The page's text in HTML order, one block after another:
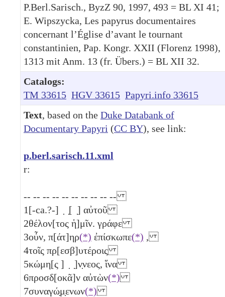
P.Berl.Sarisch., ByzZ 90, 1997, 493 = BL XI 41;
E. Wipszycka, Les papyrus documentaires
concernant l’Église d’avant le tournant
constantinien, Pap. Kongr. XXII (Florenz 1998),
1313 mit Anm. 13 (fr. Übers.) = BL XII 32.
Catalogs:
TM 33615 HGV 33615 Papyri.info 33615
Text, based on the Duke Databank of
Documentary Papyri (CC BY), see link:
p.berl.sarisch.11.xml
r:
-- -- -- -- -- -- -- -- -- --
1[-ca.?-] ̣ ̣[ ̣] αὐτοῦ
2θέλον[τος ἡ]μῖν. γράφε
3οὖν, π[άτ]ηρ(*) ἐπίσκωπε(*) ,
4τοῖς πρ[εσβ]υτέροις
5κώμη[ς ] ̣ ̣]ν̣νεος, ἵνα
6προσδ[οκᾶ]ν αὐτὼν(*)
7συναγώ̣μ̣ενων(*)